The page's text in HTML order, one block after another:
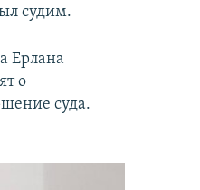
судим.
Ерлана
о
суда.